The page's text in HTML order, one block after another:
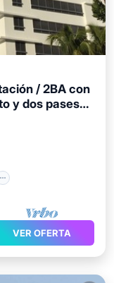
/ 2BA con
y dos pases
VER OFERTA